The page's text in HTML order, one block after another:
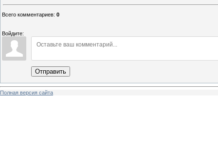
Всего комментариев: 0
Войдите:
Отправить
Полная версия сайта